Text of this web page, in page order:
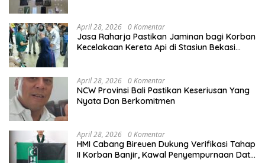
April 28, 2026 0 Komentar
Jasa Raharja Pastikan Jaminan bagi Korban
Kecelakaan Kereta Api di Stasiun Bekasi
April 28, 2026 0 Komentar
NCW Provinsi Bali Pastikan Keseriusan Yang
Nyata Dan Berkomitmen
April 28, 2026 0 Komentar
HMI Cabang Bireuen Dukung Verifikasi Tahap
II Korban Banjir, Kawal Penyempurnaan Data